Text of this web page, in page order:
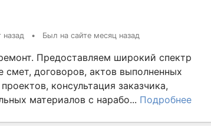
назад • Был на сайте месяц назад
Предоставляем широкий спектр
смет, договоров, актов выполненных
консультация заказчика,
материалов с нарабо... Подробнее